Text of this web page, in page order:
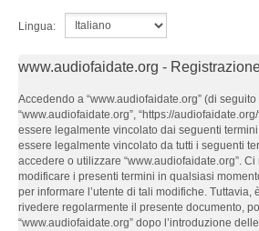
Lingua:
www.audiofaidate.org -
Accedendo a “www.audiofaidate.org” (di seguito
“www.audiofaidate.org”, “https://
essere legalmente vincolato dai seguenti
essere legalmente vincolato da tutti i seguenti
accedere o utilizzare “www.audiofaidate.org”.
modificare i presenti termini in qualsiasi
per informare l’utente di tali modifiche. Tuttavia,
rivedere regolarmente il presente documento,
“www.audiofaidate.org” dopo l’introduzione